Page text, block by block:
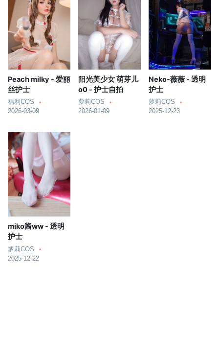
Peach milky - 爱丽
丝护士
福利COS
2026-03-09
阳光美少女 萌芽儿
o0 - 护士自拍
萝莉COS
2026-01-09
Neko-薇薇 - 透明
护士
萝莉COS
2025-12-23
miko酱ww - 透明
护士
萝莉COS
2025-12-22